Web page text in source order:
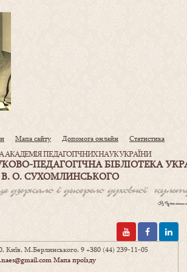
Мапа сайту Допомога онлайн Статистика
АКАДЕМІЯ ПЕДАГОГІЧНИХ НАУК УКРАЇНИ
ПЕДАГОГІЧНА БІБЛІОТЕКА
О. СУХОМЛИНСЬКОГО
Київ, М.Берлинського, 9+380 (44) 239-11-05
Мапа проїзду